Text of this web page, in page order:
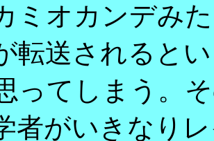
ミオカンデみ
転送されると
ってしまう。
者がいきなり